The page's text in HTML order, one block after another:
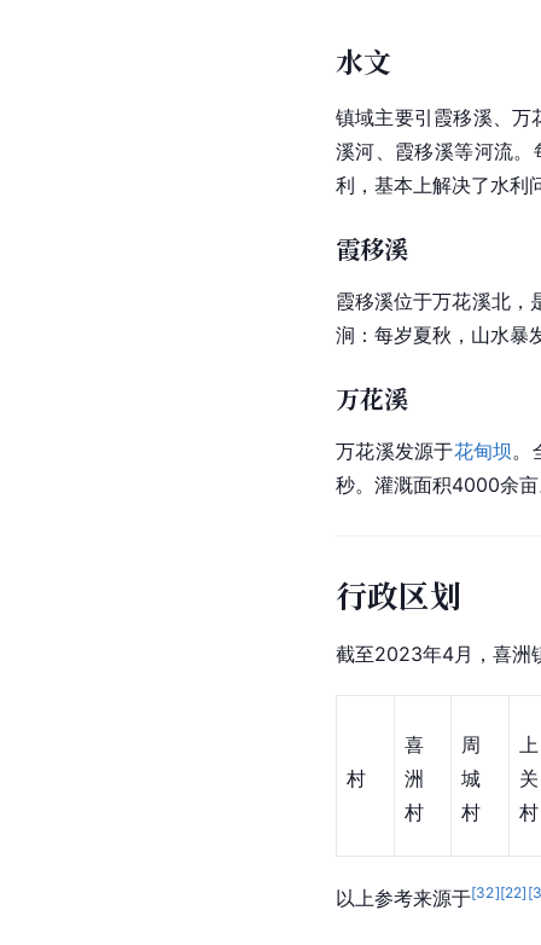
水文
镇域主要引霞移溪、万
溪河、霞移溪等河流
利，基本上解决了水利
霞移溪
霞移溪位于万花溪北，
涧：每岁夏秋，山水暴
万花溪
万花溪发源于花甸坝 。
秒。灌溉面积4000余
行政区划
截至2023年4月，喜洲
村
喜
洲
村
周
城
村
上
关
村
以上参考来源于[32][22] [